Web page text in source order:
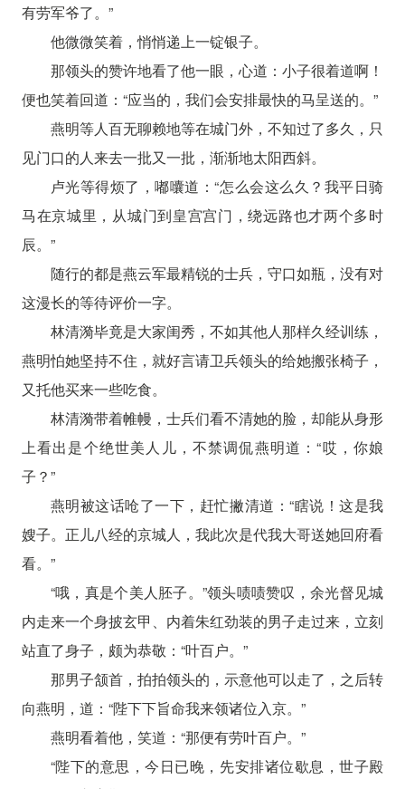
有劳军爷了。”
他微微笑着，悄悄递上一锭银子。
那领头的赞许地看了他一眼，心道：小子很着道啊！
便也笑着回道：“应当的，我们会安排最快的马呈送的。”
燕明等人百无聊赖地等在城门外，不知过了多久，只
见门口的人来去一批又一批，渐渐地太阳西斜。
卢光等得烦了，嘟囔道：“怎么会这么久？我平日骑
马在京城里，从城门到皇宫宫门，绕远路也才两个多时
辰。”
随行的都是燕云军最精锐的士兵，守口如瓶，没有对
这漫长的等待评价一字。
林清漪毕竟是大家闺秀，不如其他人那样久经训练，
燕明怕她坚持不住，就好言请卫兵领头的给她搬张椅子，
又托他买来一些吃食。
林清漪带着帷幔，士兵们看不清她的脸，却能从身形
上看出是个绝世美人儿，不禁调侃燕明道：“哎，你娘
子？”
燕明被这话呛了一下，赶忙撇清道：“瞎说！这是我
嫂子。正儿八经的京城人，我此次是代我大哥送她回府看
看。”
“哦，真是个美人胚子。”领头啧啧赞叹，余光督见城
内走来一个身披玄甲、内着朱红劲装的男子走过来，立刻
站直了身子，颇为恭敬：“叶百户。”
那男子颔首，拍拍领头的，示意他可以走了，之后转
向燕明，道：“陛下下旨命我来领诸位入京。”
燕明看着他，笑道：“那便有劳叶百户。”
“陛下的意思，今日已晚，先安排诸位歇息，世子殿